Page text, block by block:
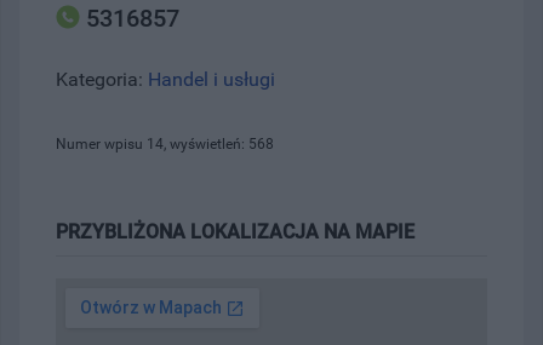
5316857
Kategoria: Handel i usługi
Numer wpisu 14, wyświetleń: 568
PRZYBLIŻONA LOKALIZACJA NA MAPIE